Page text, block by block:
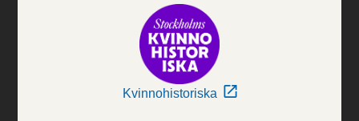
Kvinnohistoriska